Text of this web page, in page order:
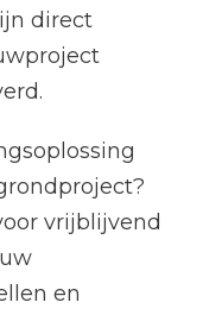
direct
vrijblijvend
en